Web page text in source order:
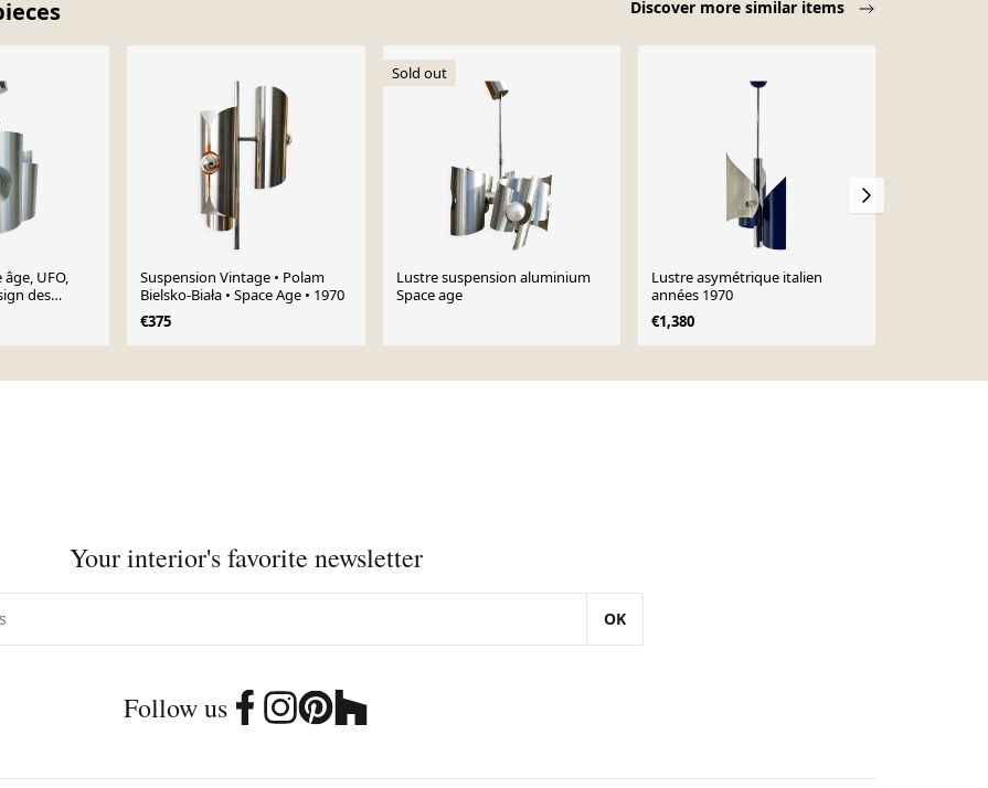
Discover more similar items
UFO,
des
Suspension Vintage • Polam
Bielsko-Biała • Space Age • 1970
€375
Sold out
Lustre suspension aluminium
Space age
Lustre asymétrique italien
années 1970
€1,380
Your interior's favorite newsletter
OK
Follow us